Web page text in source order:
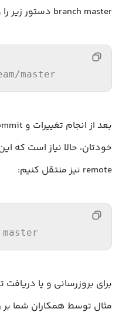
branch master دستور زیر را وارد کنید:
master
خودتان، حالا نیاز است که
remote نیز منتقل کنیم:
برای بروزرسانی و یا
مثال توسط همکاران شما بر